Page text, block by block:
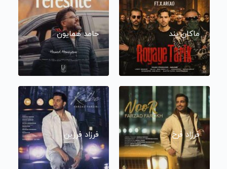
ماکان بند حامد همایون
فرزاد فرخ فرزاد فرزین